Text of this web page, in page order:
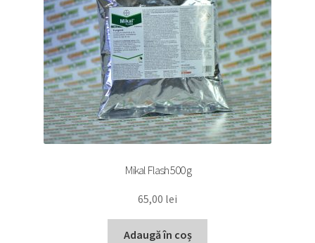
Mikal Flash 500 g
65,00 lei
Adaugă în coș